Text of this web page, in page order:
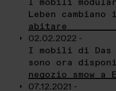
Leben
abitare
02.02.2022 -
I mobili di Das
sono ora
negozio smow a
07.12.2021 -